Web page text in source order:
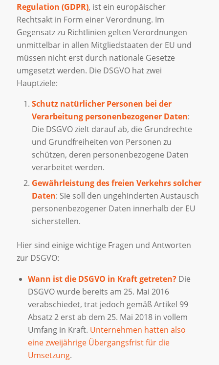
Regulation (GDPR), ist ein europäischer
Rechtsakt in Form einer Verordnung. Im
Gegensatz zu Richtlinien gelten Verordnungen
unmittelbar in allen Mitgliedstaaten der EU und
müssen nicht erst durch nationale Gesetze
umgesetzt werden. Die DSGVO hat zwei
Hauptziele:
Schutz natürlicher Personen bei der
Verarbeitung personenbezogener Daten:
Die DSGVO zielt darauf ab, die Grundrechte
und Grundfreiheiten von Personen zu
schützen, deren personenbezogene Daten
verarbeitet werden.
Gewährleistung des freien Verkehrs solcher
Daten: Sie soll den ungehinderten Austausch
personenbezogener Daten innerhalb der EU
sicherstellen.
Hier sind einige wichtige Fragen und Antworten
zur DSGVO:
Wann ist die DSGVO in Kraft getreten?Die
DSGVO wurde bereits am 25. Mai 2016
verabschiedet, trat jedoch gemäß Artikel 99
Absatz 2 erst ab dem 25. Mai 2018 in vollem
Umfang in Kraft. Unternehmen hatten also
eine zweijährige Übergangsfrist für die
Umsetzung.